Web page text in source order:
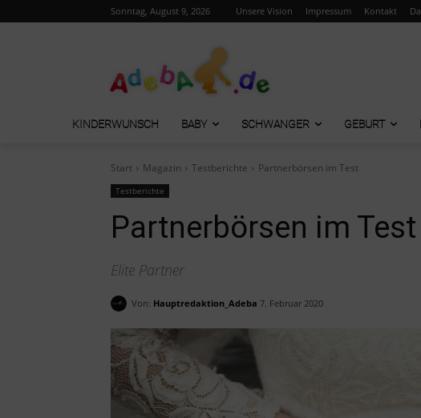
Sonntag, August 9, 2026 Unsere Vision Impressum Kontakt
KINDERWUNSCH BABY SCHWANGER GEBURT
Start Magazin Testberichte Partnerbörsen im Test
Testberichte
Partnerbörsen im Test
Elite Partner
Von: Hauptredaktion_Adeba 7. Februar 2020